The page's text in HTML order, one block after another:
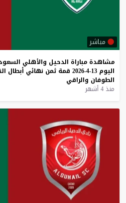
مباشر
مشاهدة مباراة الدحيل والأهلي
اليوم 13-4-2026 قمة ثمن نهائي أبطال
الطوفان والراقي
منذ 4 أشهر